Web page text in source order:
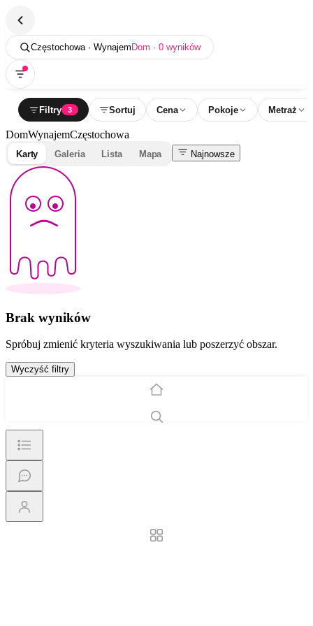
Częstochowa · Wynajem Dom · 0 wyników
Filtry 3 Sortuj Cena Pokoje Metraż
DomWynajemCzęstochowa
Karty Galeria Lista Mapa Najnowsze
Brak wyników
Spróbuj zmienić kryteria wyszukiwania lub poszerzyć obszar.
Wyczyść filtry